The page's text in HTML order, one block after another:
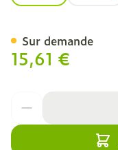
15,61 €
Sur demande